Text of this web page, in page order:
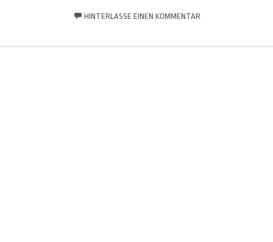
HINTERLASSE EINEN KOMMENTAR